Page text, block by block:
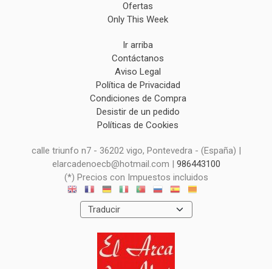
Ofertas
Only This Week
Ir arriba
Contáctanos
Aviso Legal
Política de Privacidad
Condiciones de Compra
Desistir de un pedido
Políticas de Cookies
calle triunfo n7 - 36202 vigo, Pontevedra - (España) |
elarcadenoecb@hotmail.com | 986443100
(*) Precios con Impuestos incluidos